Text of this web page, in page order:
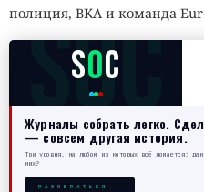
полиция, BKA и команда
SOC
SOC
Журналы собрать легко.
— совсем другая история.
Три уровня, на любом из которых всё ломается:
них?
РАЗОБРАТЬСЯ →